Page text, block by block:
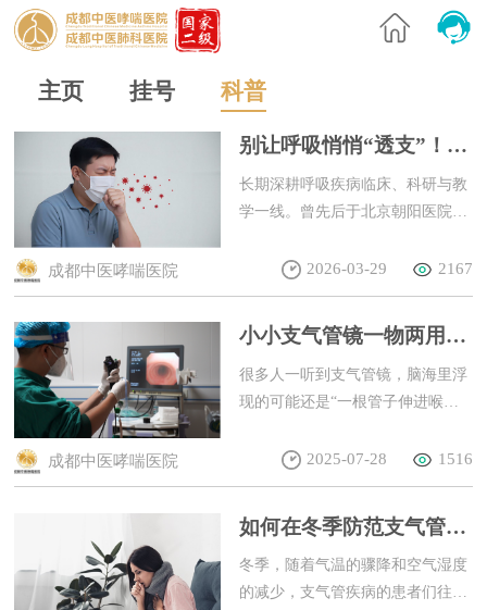
主页 挂号 科普
别让呼吸悄悄“透支”！潘
林海医生带你科学守护肺
部健康
长期深耕呼吸疾病临床、科研与教
学一线。曾先后于北京朝阳医院、
介入技术，专业功底扎实。从业以
来，在国家级医学期刊发表学术论
诊治慢阻肺、肺气肿、肺大泡、哮
喘、支气管扩张、肺结节、尘肺、
矽肺、肺纤维化、各类肺部感染等
抢救及呼吸内镜介入诊治工作，对
各类疑难肺部结节、慢性肺部疾病
验。
成都中医哮喘医院 2026-03-29 2167
小小支气管镜一物两用，
潘林海详解：查病灶、做
手术一站式治肺病
很多人一听到支气管镜，脑海里浮
现的可能还是“一根管子伸进喉
知道吗？如今的支气管镜已经远不
止是一台“照相机”，它更像一把能
的“微创手术刀”。成都大学附属医
院呼吸与危重症医学科潘林海医生
指出：支气管镜介入技术正以精
成都中医哮喘医院 2025-07-28 1516
如何在冬季防范支气管疾
病复发
冬季，随着气温的骤降和空气湿度
的减少，支气管疾病的患者们往往